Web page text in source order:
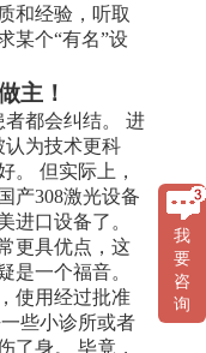
和经验，听取
某个“有名”设
主！
者都会纠结。 进
认为技术更科
。 但实际上，
产308激光设备
进口设备了。
更具优点，这
是一个福音。
使用经过批准
些小诊所或者
了身。 毕竟，
我
要
咨
询